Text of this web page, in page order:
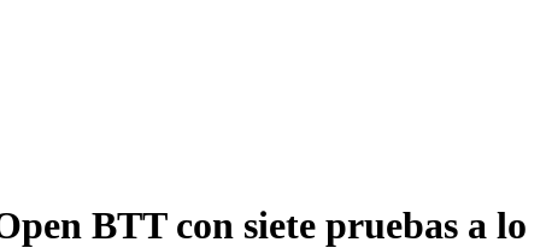
BTT con siete pruebas a lo